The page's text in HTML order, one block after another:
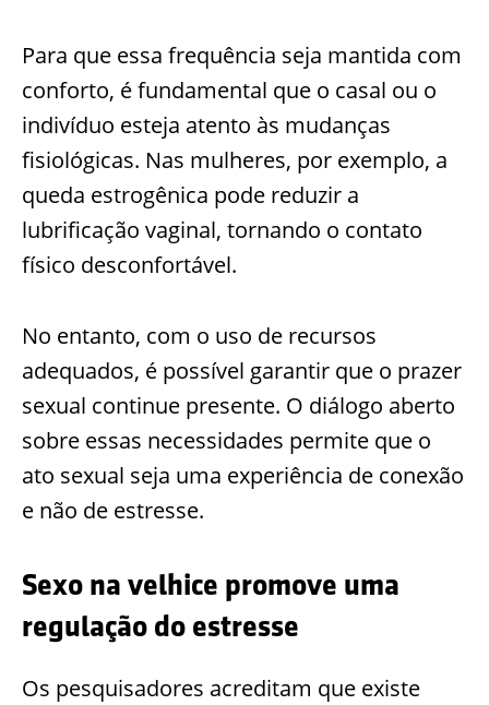
Para que essa frequência seja mantida com
conforto, é fundamental que o casal ou o
indivíduo esteja atento às mudanças
fisiológicas. Nas mulheres, por exemplo, a
queda estrogênica pode reduzir a
lubrificação vaginal, tornando o contato
físico desconfortável.
No entanto, com o uso de recursos
adequados, é possível garantir que o prazer
sexual continue presente. O diálogo aberto
sobre essas necessidades permite que o
ato sexual seja uma experiência de conexão
e não de estresse.
Sexo na velhice promove uma
regulação do estresse
Os pesquisadores acreditam que existe